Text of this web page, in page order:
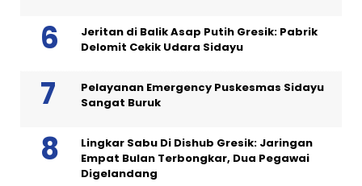
Jeritan di Balik Asap Putih Gresik: Pabrik
Delomit Cekik Udara Sidayu
Pelayanan Emergency Puskesmas Sidayu
Sangat Buruk
Lingkar Sabu Di Dishub Gresik: Jaringan
Empat Bulan Terbongkar, Dua Pegawai
Digelandang